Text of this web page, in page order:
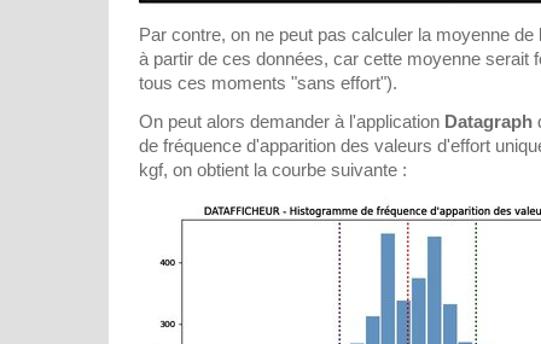
Par contre, on ne peut pas calculer la moyenne de
à partir de ces données, car cette moyenne serait
tous ces moments "sans effort").
On peut alors demander à l'application Datagraph
de fréquence d'apparition des valeurs d'effort
kgf, on obtient la courbe suivante :